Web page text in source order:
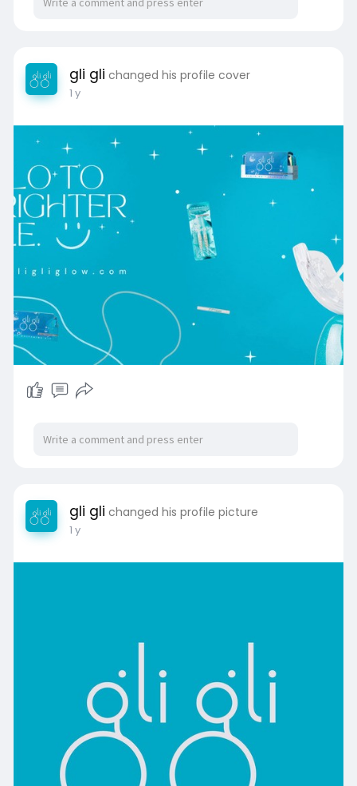
gli gli changed his profile cover
1 y
gli gli changed his profile picture
1 y